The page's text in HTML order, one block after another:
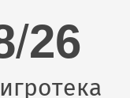
/26